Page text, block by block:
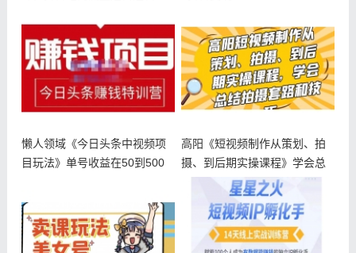
懒人领域《今日头条中视频项
目玩法》单号收益在50到500
高阳《短视频制作从策划、拍
摄、到后期实操课程》学会总